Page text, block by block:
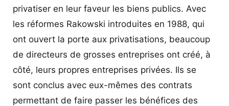
privatiser en leur faveur les biens publics. Avec
les réformes Rakowski introduites en 1988, qui
ont ouvert la porte aux privatisations, beaucoup
de directeurs de grosses entreprises ont créé, à
côté, leurs propres entreprises privées. Ils se
sont conclus avec eux-mêmes des contrats
permettant de faire passer les bénéfices des